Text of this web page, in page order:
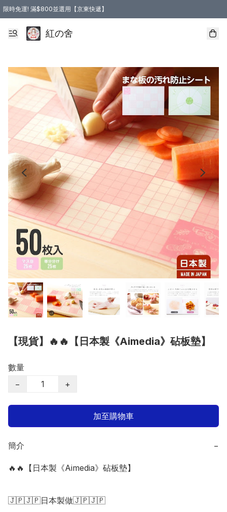
限時免運! 滿$800並選用【京東快遞】
紅の舍
【現貨】🔥🔥【日本製《Aimedia》砧板墊】
數量
−
+
加至購物車
簡介 −
🔥🔥【日本製《Aimedia》砧板墊】
🇯🇵🇯🇵日本製做🇯🇵🇯🇵